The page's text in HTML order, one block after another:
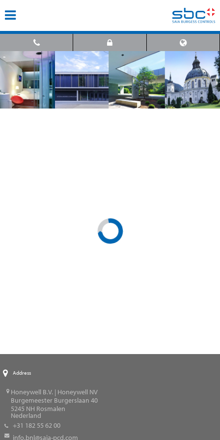
Address
Honeywell B.V. | Honeywell NV
Burgemeester Burgerslaan 40
5245 NH Rosmalen
Nederland
+31 182 55 62 00
info.bnl@saia-pcd.com